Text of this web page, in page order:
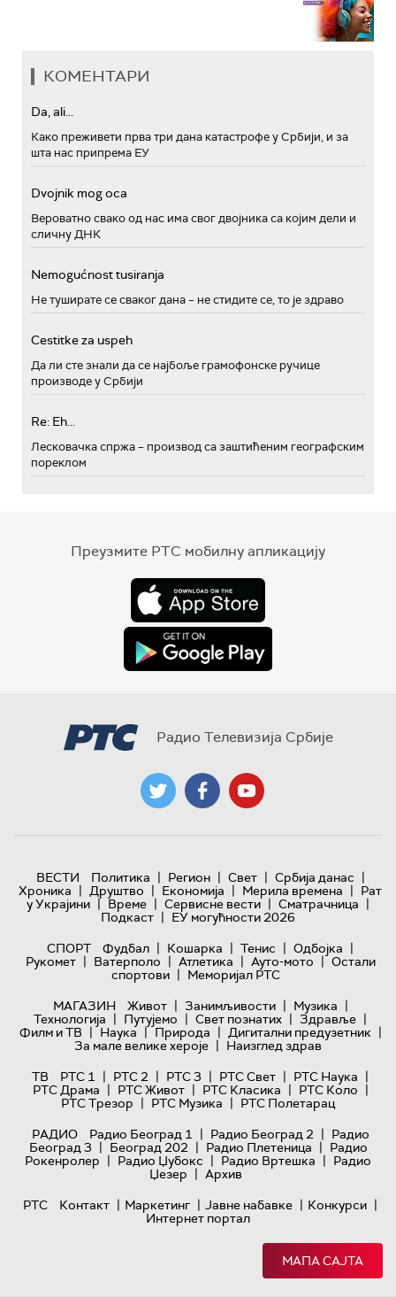
КОМЕНТАРИ
Da, ali...
Како преживети прва три дана катастрофе у Србији, и за
шта нас припрема ЕУ
Dvojnik mog oca
Вероватно свако од нас има свог двојника са којим дели и
сличну ДНК
Nemogućnost tusiranja
Не туширате се сваког дана – не стидите се, то је здраво
Cestitke za uspeh
Да ли сте знали да се најбоље грамофонске ручице
производе у Србији
Re: Eh...
Лесковачка спржа – производ са заштићеним географским
пореклом
Преузмите РТС мобилну апликацију
Радио Телевизија Србије
ВЕСТИ Политика | Регион | Свет | Србија данас |
Хроника | Друштво | Економија | Мерила времена | Рат
у Украјини | Време | Сервисне вести | Сматрачница |
Подкаст | ЕУ могућности 2026
СПОРТ
Фудбал | Кошарка | Тенис | Одбојка |
Рукомет | Ватерполо | Атлетика | Ауто-мото | Остали
спортови | Меморијал РТС
МАГАЗИН
Живот | Занимљивости | Музика |
Технологијa | Путујемо | Свет познатих | Здравље |
Филм и ТВ | Наука | Природа | Дигитални предузетник |
За мале велике хероје | Наизглед здрав
ТВ
РТС 1 | РТС 2 | РТС 3 | РТС Свет | РТС Наука |
РТС Драма | РТС Живот | РТС Класика | РТС Коло |
РТС Трезор | РТС Музика | РТС Полетарац
РАДИО
Радио Београд 1 | Радио Београд 2 | Радио
Београд 3 | Београд 202 | Радио Плетеница | Радио
Рокенролер | Радио Џубокс | Радио Вртешка | Радио
Џезер | Архив
РТС
Контакт | Маркетинг | Јавне набавке | Конкурси |
Интернет портал
МАПА САЈТА